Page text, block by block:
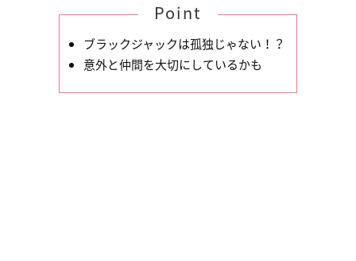
Point
ブラックジャックは孤独じゃない！？
意外と仲間を大切にしているかも